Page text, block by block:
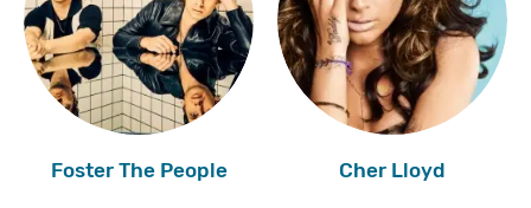
Foster The People Cher Lloyd